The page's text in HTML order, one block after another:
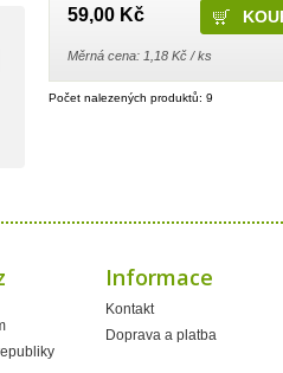
59,00 Kč
Měrná cena: 1,18 Kč / ks
Počet nalezených produktů: 9
Informace
Kontakt
Doprava a platba